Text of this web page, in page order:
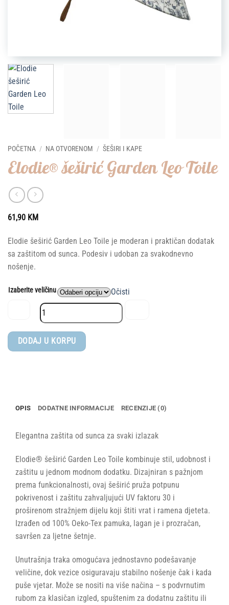
POČETNA / NA OTVORENOM / ŠEŠIRI I KAPE
Elodie® šeširić Garden Leo Toile
61,90 KM
Elodie šeširić Garden Leo Toile je moderan i praktičan dodatak
sa zaštitom od sunca. Podesiv i udoban za svakodnevno
nošenje.
Izaberite veličinu Očisti
Elodie®
šeširić
DODAJ U KORPU
OPIS DODATNE INFORMACIJE RECENZIJE (0)
Elegantna zaštita od sunca za svaki izlazak
Elodie® šeširić Garden Leo Toile kombinuje stil, udobnost i
zaštitu u jednom modnom dodatku. Dizajniran s pažnjom
prema funkcionalnosti, ovaj šeširić pruža potpunu
pokrivenost i zaštitu zahvaljujući UV faktoru 30 i
proširenom stražnjem dijelu koji štiti vrat i ramena djeteta.
Izrađen od 100% Oeko-Tex pamuka, lagan je i prozračan,
savršen za ljetne šetnje.
Unutrašnja traka omogućava jednostavno podešavanje
veličine, dok vezice osiguravaju stabilno nošenje čak i kada
puše vjetar. Može se nositi na više načina – s podvrnutim
rubom za klasičan izgled, spuštenim za dodatnu zaštitu ili